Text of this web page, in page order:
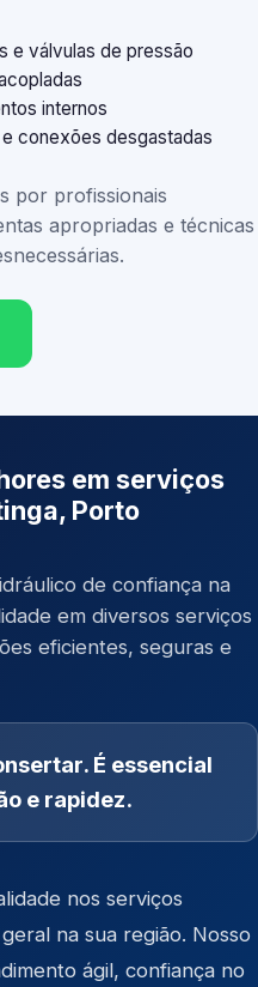
e válvulas de pressão
internos
conexões desgastadas
por profissionais
apropriadas e técnicas
em serviços
Porto
de confiança na
em diversos serviços
eficientes, seguras e
É essencial
e rapidez.
nos serviços
na sua região. Nosso
ágil, confiança no